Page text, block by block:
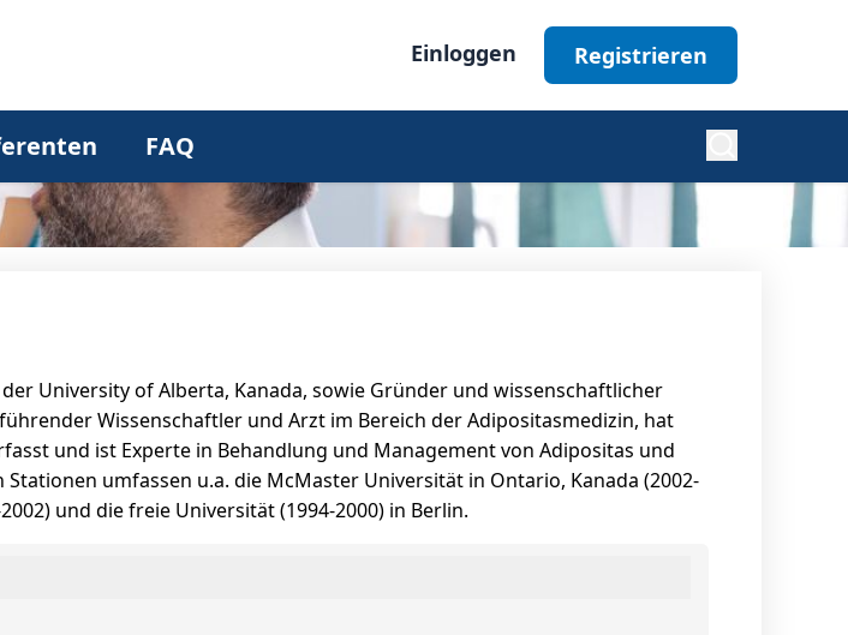
Einloggen Registrieren
Dermatologie Diabetes
Onkologie Ophthalmologie
Urologie Alle Fachgebiete
FAQ
University of Alberta, Kanada, sowie Gründer und wissenschaftlicher
Wissenschaftler und Arzt im Bereich der Adipositasmedizin, hat
und ist Experte in Behandlung und Management von Adipositas und
umfassen u.a. die McMaster Universität in Ontario, Kanada (2002-
und die freie Universität (1994-2000) in Berlin.